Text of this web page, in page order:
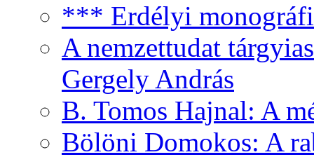
*** Erdélyi
A nemzettudat
Gergely András
B. Tomos Hajnal: A
Bölöni Domokos: A